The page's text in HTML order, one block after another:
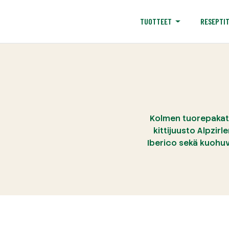
TUOTTEET
Kolmen
kittijuusto
Iberico sekä